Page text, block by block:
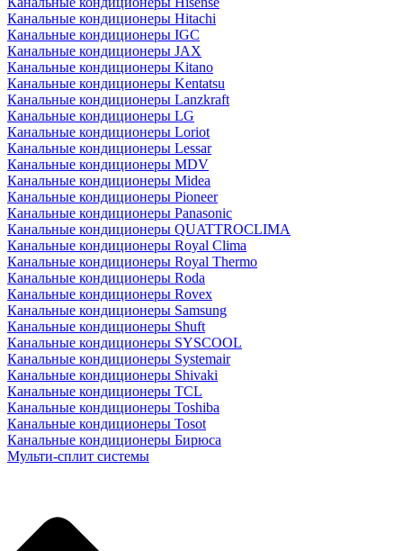
Канальные кондиционеры Hitachi
Канальные кондиционеры IGC
Канальные кондиционеры JAX
Канальные кондиционеры Kitano
Канальные кондиционеры Kentatsu
Канальные кондиционеры Lanzkraft
Канальные кондиционеры LG
Канальные кондиционеры Loriot
Канальные кондиционеры Lessar
Канальные кондиционеры MDV
Канальные кондиционеры Midea
Канальные кондиционеры Pioneer
Канальные кондиционеры Panasonic
Канальные кондиционеры QUATTROCLIMA
Канальные кондиционеры Royal Clima
Канальные кондиционеры Royal Thermo
Канальные кондиционеры Roda
Канальные кондиционеры Rovex
Канальные кондиционеры Samsung
Канальные кондиционеры Shuft
Канальные кондиционеры SYSCOOL
Канальные кондиционеры Systemair
Канальные кондиционеры Shivaki
Канальные кондиционеры TCL
Канальные кондиционеры Toshiba
Канальные кондиционеры Tosot
Канальные кондиционеры Бирюса
Мульти-сплит системы